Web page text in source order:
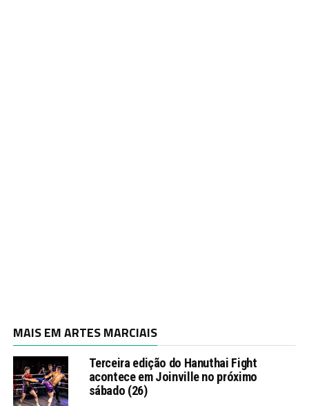
MAIS EM ARTES MARCIAIS
Terceira edição do Hanuthai Fight
acontece em Joinville no próximo
sábado (26)